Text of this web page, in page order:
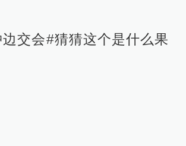
交会#猜猜这个是什么果